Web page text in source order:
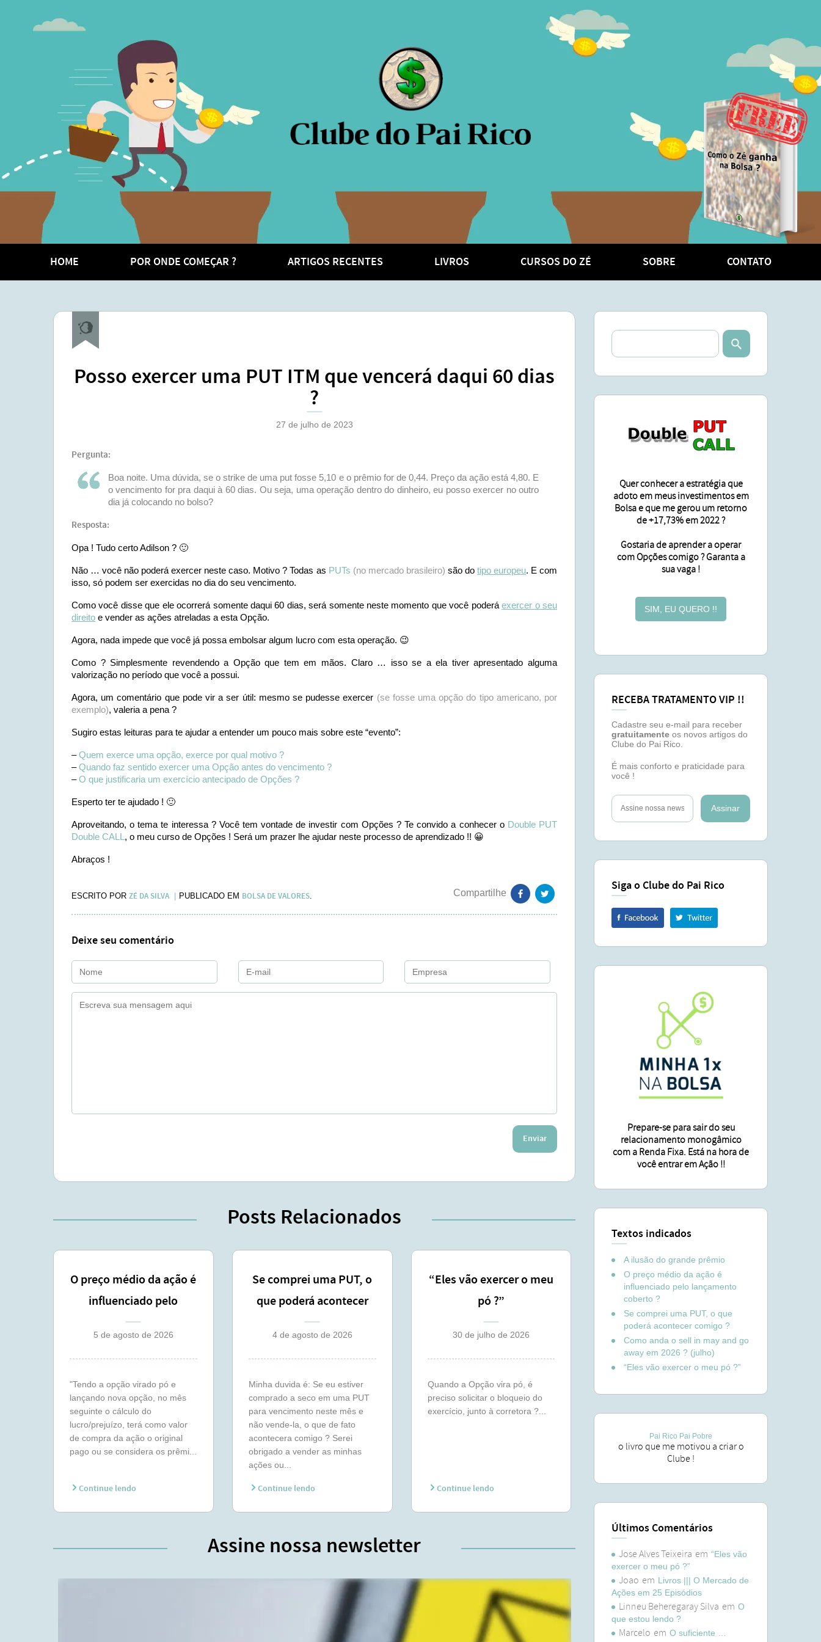
HOME POR ONDE COMEÇAR ? ARTIGOS RECENTES LIVROS CURSOS DO ZÉ SOBRE CONTATO
Posso exercer uma PUT ITM que vencerá daqui 60 dias
?
27 de julho de 2023
Pergunta:
Boa noite. Uma dúvida, se o strike de uma put fosse 5,10 e o prêmio for de 0,44. Preço da ação está 4,80. E
o vencimento for pra daqui à 60 dias. Ou seja, uma operação dentro do dinheiro, eu posso exercer no outro
dia já colocando no bolso?
Resposta:
Opa ! Tudo certo Adilson ? 🙂
Não … você não poderá exercer neste caso. Motivo ? Todas as PUTs (no mercado brasileiro) são do tipo europeu. E com
isso, só podem ser exercidas no dia do seu vencimento.
Como você disse que ele ocorrerá somente daqui 60 dias, será somente neste momento que você poderáexercer o seu
direito e vender as ações atreladas a esta Opção.
Agora, nada impede que você já possa embolsar algum lucro com esta operação. 😉
Como ? Simplesmente revendendo a Opção que tem em mãos. Claro … isso se a ela tiver apresentado alguma
valorização no período que você a possui.
Agora, um comentário que pode vir a ser útil: mesmo se pudesse exercer (se fosse uma opção do tipo americano, por
exemplo), valeria a pena ?
Sugiro estas leituras para te ajudar a entender um pouco mais sobre este “evento”:
–Quem exerce uma opção, exerce por qual motivo ?
–Quando faz sentido exercer uma Opção antes do vencimento ?
–O que justificaria um exercício antecipado de Opções ?
Esperto ter te ajudado ! 🙂
Aproveitando, o tema te interessa ? Você tem vontade de investir com Opções ? Te convido a conhecer o Double PUT
Double CALL , o meu curso de Opções ! Será um prazer lhe ajudar neste processo de aprendizado !! 😀
Abraços !
ESCRITO POR ZÉ DA SILVA PUBLICADO EM BOLSA DE VALORES.
Deixe seu comentário
Enviar
Posts Relacionados
O preço médio da ação é
influenciado pelo
lançamento coberto ?
5 de agosto de 2026
"Tendo a opção virado pó e
lançando nova opção, no mês
seguinte o cálculo do
lucro/prejuízo, terá como valor
de compra da ação o original
pago ou se considera os prêmi...
Continue lendo
Se comprei uma PUT, o
que poderá acontecer
comigo ?
4 de agosto de 2026
Minha duvida é: Se eu estiver
comprado a seco em uma PUT
para vencimento neste mês e
não vende-la, o que de fato
acontecera comigo ? Serei
obrigado a vender as minhas
ações ou...
Continue lendo
“Eles vão exercer o meu
pó ?”
30 de julho de 2026
Quando a Opção vira pó, é
preciso solicitar o bloqueio do
exercício, junto à corretora ?...
Continue lendo
Assine nossa newsletter
Quer conhecer a estratégia que
adoto em meus investimentos em
Bolsa e que me gerou um retorno
de +17,73% em 2022 ?
Gostaria de aprender a operar
com Opções comigo ? Garanta a
sua vaga !
SIM, EU QUERO !!
RECEBA TRATAMENTO VIP !!
Cadastre seu e-mail para receber
gratuitamente os novos artigos do
Clube do Pai Rico.
É mais conforto e praticidade para
você !
Assinar
Siga o Clube do Pai Rico
Prepare-se para sair do seu
relacionamento monogâmico
com a Renda Fixa. Está na hora de
você entrar em Ação !!
Textos indicados
A ilusão do grande prêmio
O preço médio da ação é
influenciado pelo lançamento
coberto ?
Se comprei uma PUT, o que
poderá acontecer comigo ?
Como anda o sell in may and go
away em 2026 ? (julho)
“Eles vão exercer o meu pó ?”
Pai Rico Pai Pobre
o livro que me motivou a criar o
Clube !
Últimos Comentários
Jose Alves Teixeira em “Eles vão
exercer o meu pó ?”
Joao em Livros ||| O Mercado de
Ações em 25 Episódios
Linneu Beheregaray Silva em O
que estou lendo ?
Marcelo em O suficiente …